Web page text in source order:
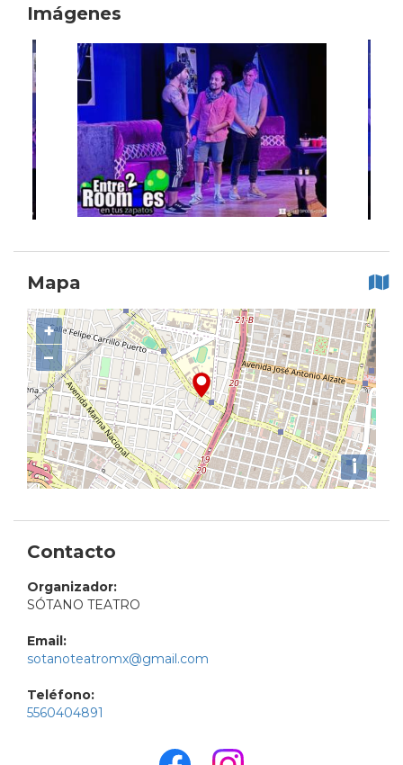
Imágenes
Mapa
+
−
i
Contacto
Organizador:
SÓTANO TEATRO
Email:
sotanoteatromx@gmail.com
Teléfono:
5560404891